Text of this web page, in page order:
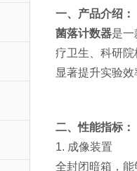
一、产品介绍：
菌落计数器是
疗卫生、科研
显著提升实验
二、性能指标：
1. 成像装置
全封闭暗箱，